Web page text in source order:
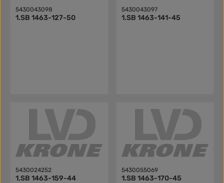
5430043098
1.SB 1463-127-50
5430043097
1.SB 1463-141-45
5430024252
1.SB 1463-159-44
5430055069
1.SB 1463-170-45